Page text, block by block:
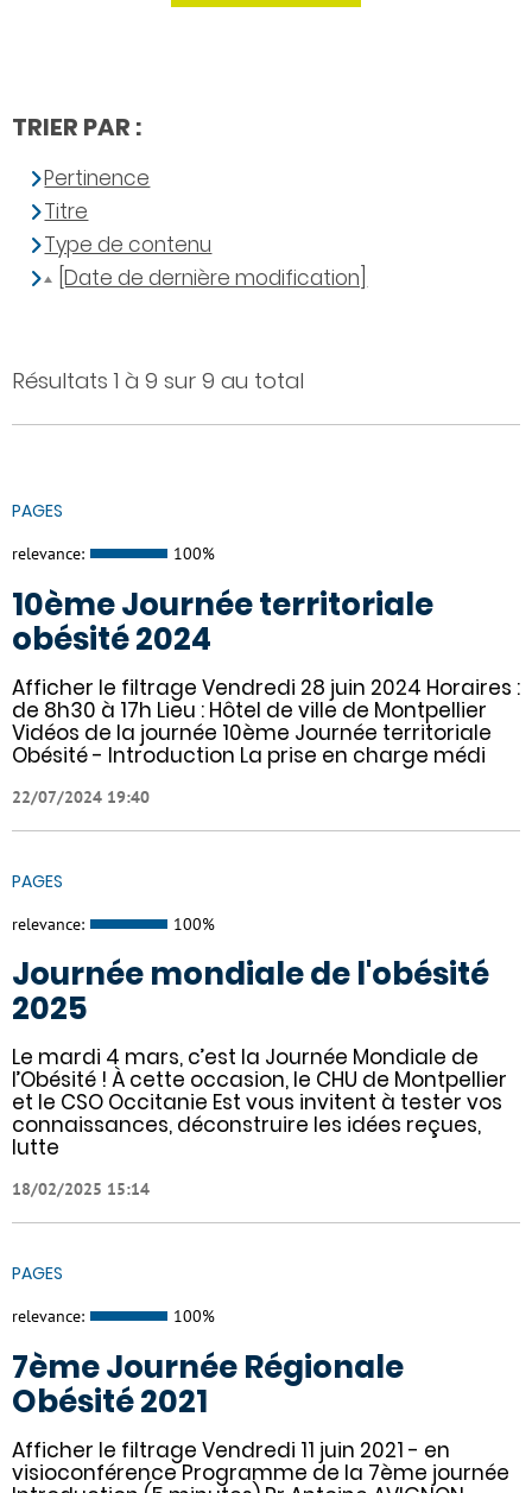
Résultats 1 à 9 sur 9 au total
PAGES
relevance: 100%
10ème Journée territoriale
obésité 2024
Afficher le filtrage Vendredi 28 juin 2024 Horaires :
de 8h30 à 17h Lieu : Hôtel de ville de Montpellier
Vidéos de la journée 10ème Journée territoriale
Obésité - Introduction La prise en charge médi
22/07/2024 19:40
PAGES
relevance: 100%
Journée mondiale de l'obésité
2025
Le mardi 4 mars, c’est la Journée Mondiale de
l’Obésité ! À cette occasion, le CHU de Montpellier
et le CSO Occitanie Est vous invitent à tester vos
connaissances, déconstruire les idées reçues,
lutte
18/02/2025 15:14
PAGES
relevance: 100%
7ème Journée Régionale
Obésité 2021
Afficher le filtrage Vendredi 11 juin 2021 - en
visioconférence Programme de la 7ème journée
TRIER PAR :
Pertinence
Titre
Type de contenu
[Date de dernière modification]